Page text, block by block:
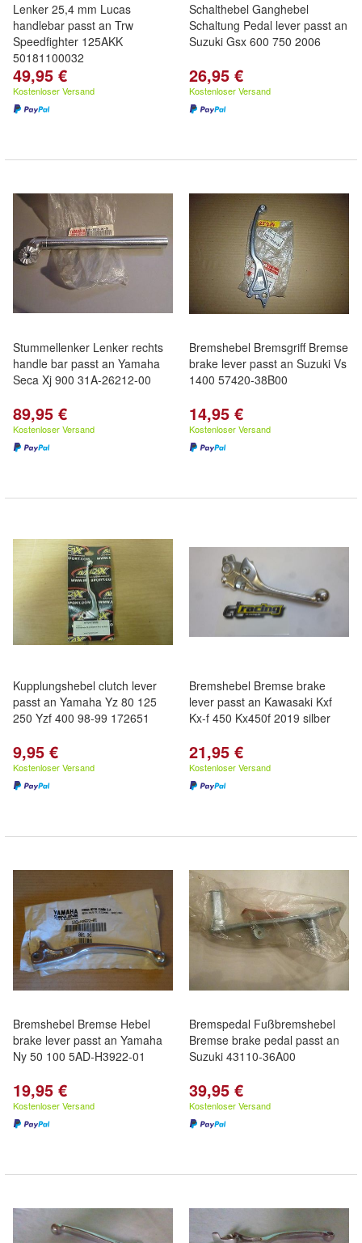
Lenker 25,4 mm Lucas
handlebar passt an Trw
Speedfighter 125AKK
50181100032
49,95 €
Kostenloser Versand
Schalthebel Ganghebel
Schaltung Pedal lever passt an
Suzuki Gsx 600 750 2006
26,95 €
Kostenloser Versand
Stummellenker Lenker rechts
handle bar passt an Yamaha
Seca Xj 900 31A-26212-00
89,95 €
Kostenloser Versand
Bremshebel Bremsgriff Bremse
brake lever passt an Suzuki Vs
1400 57420-38B00
14,95 €
Kostenloser Versand
Kupplungshebel clutch lever
passt an Yamaha Yz 80 125
250 Yzf 400 98-99 172651
9,95 €
Kostenloser Versand
Bremshebel Bremse brake
lever passt an Kawasaki Kxf
Kx-f 450 Kx450f 2019 silber
21,95 €
Kostenloser Versand
Bremshebel Bremse Hebel
brake lever passt an Yamaha
Ny 50 100 5AD-H3922-01
19,95 €
Kostenloser Versand
Bremspedal Fußbremshebel
Bremse brake pedal passt an
Suzuki 43110-36A00
39,95 €
Kostenloser Versand